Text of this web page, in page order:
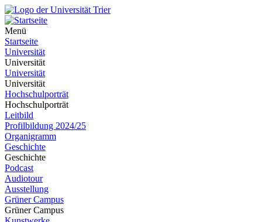
Menü
Startseite
Universität
Universität
Universität
Universität
Hochschulporträt
Hochschulporträt
Leitbild
Profilbildung 2024/25
Organigramm
Geschichte
Geschichte
Podcast
Audiotour
Ausstellung
Grüner Campus
Grüner Campus